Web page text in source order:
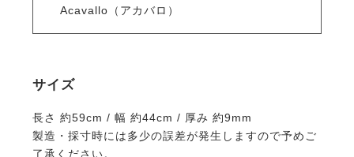
Acavallo（アカバロ）
サイズ
長さ 約59cm / 幅 約44cm / 厚み 約9mm
製造・採寸時には多少の誤差が発生しますので予めご
了承ください。